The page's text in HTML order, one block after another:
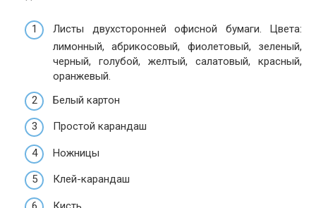
Листы двухсторонней офисной бумаги. Цвета:
лимонный, абрикосовый, фиолетовый, зеленый,
черный, голубой, желтый, салатовый, красный,
оранжевый.
Белый картон
Простой карандаш
Ножницы
Клей-карандаш